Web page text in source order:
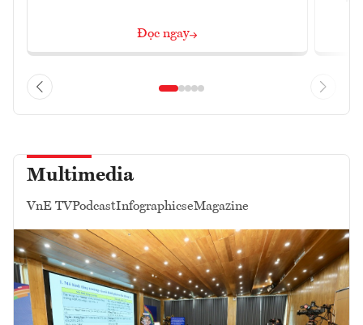
Đọc ngay
Multimedia
VnE TVPodcastInfographicseMagazine